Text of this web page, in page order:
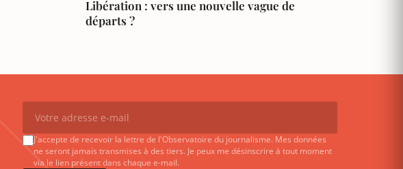
Libération : vers une nouvelle vague de
départs ?
J'accepte de recevoir la lettre de l'Observatoire du journalisme. Mes données
ne seront jamais transmises à des tiers. Je peux me désinscrire à tout moment
via le lien présent dans chaque e-mail.